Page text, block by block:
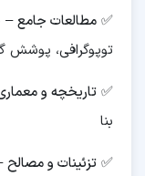
✅ مطالعات جامع–
توپوگرافی، پوشش
✅ تاریخچه و
بنا
✅ تزئینات و مصالح